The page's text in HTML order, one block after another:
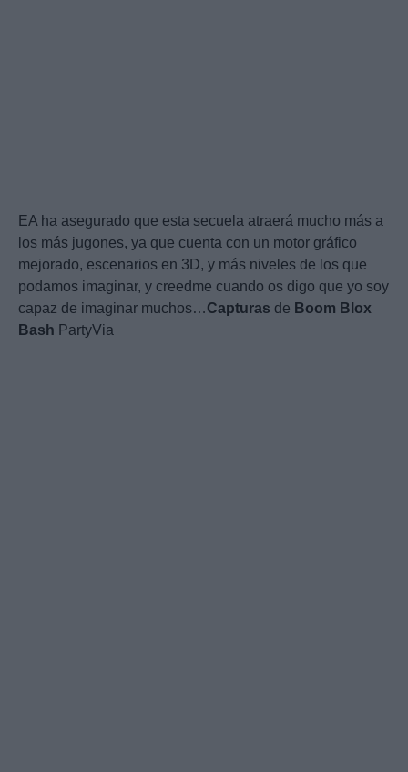
EA ha asegurado que esta secuela atraerá mucho más a
los más jugones, ya que cuenta con un motor gráfico
mejorado, escenarios en 3D, y más niveles de los que
podamos imaginar, y creedme cuando os digo que yo soy
capaz de imaginar muchos…Capturas de Boom Blox
Bash PartyVia